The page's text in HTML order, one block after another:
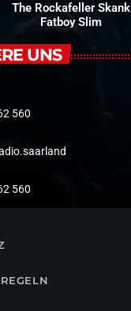
The Rockafeller Skank
Fatboy Slim
UNS
560
560